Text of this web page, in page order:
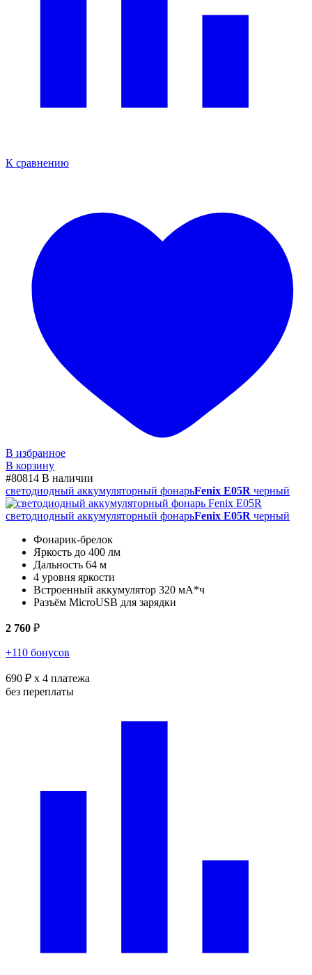
К сравнению
В избранное
В корзину
#80814 В наличии
светодиодный аккумуляторный фонарьFenix E05R черный
светодиодный аккумуляторный фонарьFenix E05R черный
Фонарик-брелок
Яркость до 400 лм
Дальность 64 м
4 уровня яркости
Встроенный аккумулятор 320 мА*ч
Разъём MicroUSB для зарядки
2 760 ₽
+110 бонусов
690 ₽ x 4 платежа
без переплаты